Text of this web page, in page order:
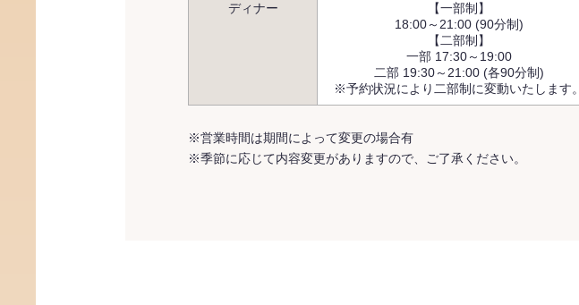
ディナー
【一部制】
18:00～21:00 (90分制)
【二部制】
一部 17:30～19:00
二部 19:30～21:00 (各90分制)
※予約状況により二部制に変動いたします。
※営業時間は期間によって変更の場合有
※季節に応じて内容変更がありますので、ご了承ください。